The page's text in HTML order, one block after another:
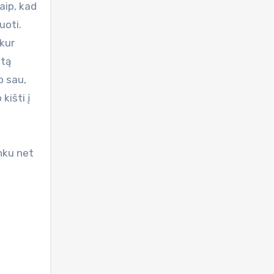
kad
sau,
kišti į
net